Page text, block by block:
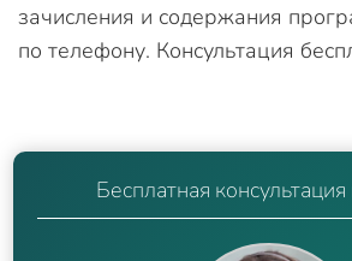
зачисления и содержания
по телефону. Консультация
Бесплатная